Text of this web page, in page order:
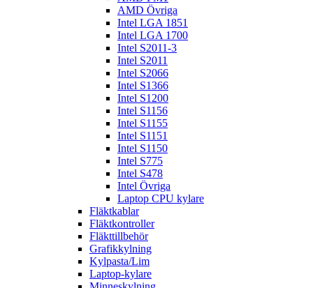
AMD Övriga
Intel LGA 1851
Intel LGA 1700
Intel S2011-3
Intel S2011
Intel S2066
Intel S1366
Intel S1200
Intel S1156
Intel S1155
Intel S1151
Intel S1150
Intel S775
Intel S478
Intel Övriga
Laptop CPU kylare
Fläktkablar
Fläktkontroller
Fläkttillbehör
Grafikkylning
Kylpasta/Lim
Laptop-kylare